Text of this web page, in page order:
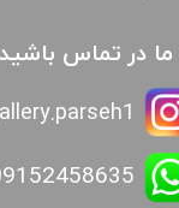
ما در تماس باشید